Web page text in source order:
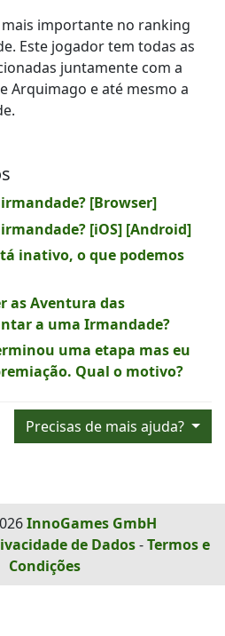
mais importante no ranking
Este jogador tem todas as
juntamente com a
Arquimago e até mesmo a
[Browser]
[iOS] [Android]
inativo, o que podemos
as Aventura das
a uma Irmandade?
uma etapa mas eu
Qual o motivo?
Precisas de mais ajuda?
InnoGames GmbH
de Dados-Termos e
Condições